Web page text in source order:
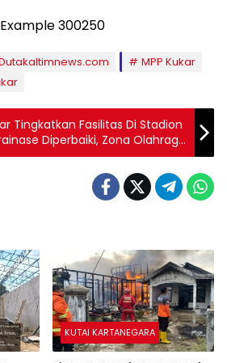
MPP Kukar
Tingkatkan Fasilitas Di Stadion
Diperbaiki, Zona Olahraga
KUTAI KARTANEGARA